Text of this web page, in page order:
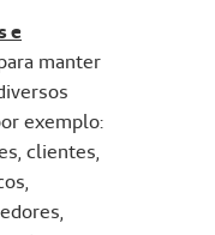
e
manter
exemplo:
clientes,